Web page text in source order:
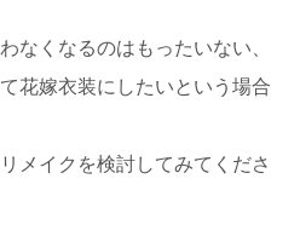
なくなるのはもったいない、
花嫁衣装にしたいという場合
メイクを検討してみてくださ